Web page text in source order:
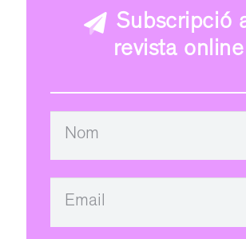
Subscripció
revista online